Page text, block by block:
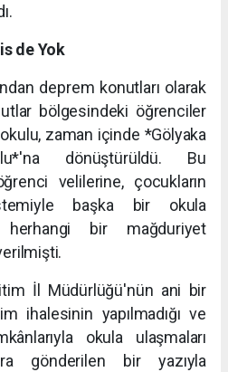
de Yok
deprem konutları olarak
bölgesindeki öğrenciler
zaman içinde *Gölyaka
dönüştürüldü. Bu
velilerine, çocukların
başka bir okula
bir mağduriyet
İl Müdürlüğü'nün ani bir
ihalesinin yapılmadığı ve
okula ulaşmaları
gönderilen bir yazıyla